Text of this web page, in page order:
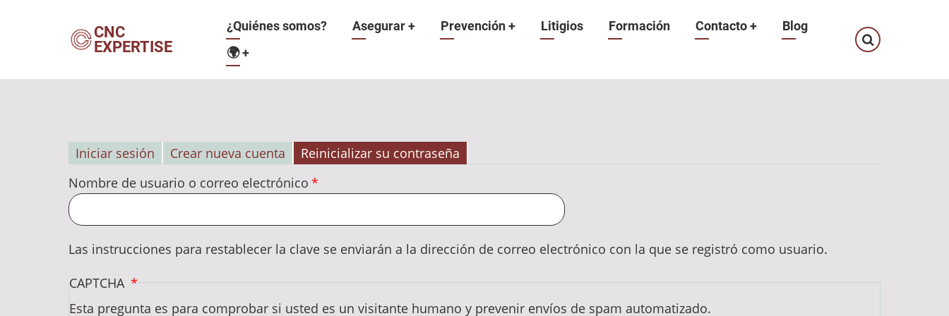
CNC
EXPERTISE
Navegación
principal
¿Quiénes somos? Asegurar+ Prevención+ Litigios Formación Contacto+
Blog
🌍+
Solapas
principales
Iniciar sesión Crear nueva cuenta
Reinicializar su contraseña
Nombre de usuario o correo electrónico
Las instrucciones para restablecer la clave se enviarán a la dirección de correo electrónico con la que se registró como usuario.
CAPTCHA
Esta pregunta es para comprobar si usted es un visitante humano y prevenir envíos de spam automatizado.